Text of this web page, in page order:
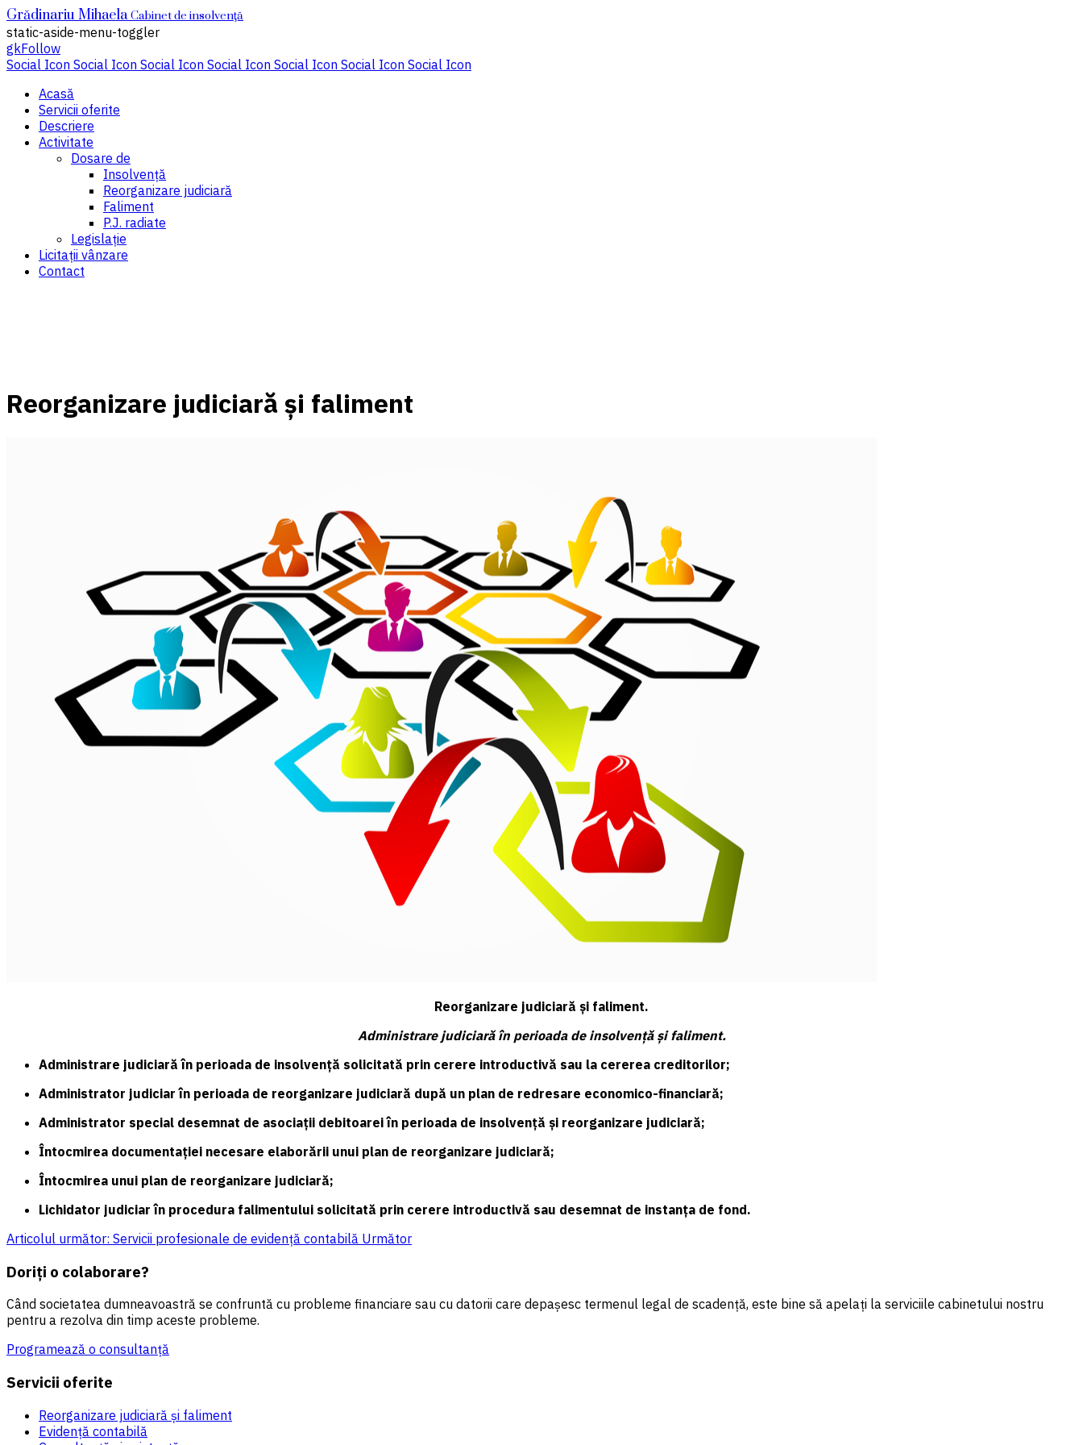
Grădinariu Mihaela Cabinet de insolvenţă
static-aside-menu-toggler
gkFollow
Social Icon Social Icon Social Icon Social Icon Social Icon Social Icon Social Icon
Acasă
Servicii oferite
Descriere
Activitate
Dosare de
Insolvenţă
Reorganizare judiciară
Faliment
P.J. radiate
Legislaţie
Licitaţii vânzare
Contact
Reorganizare judiciară şi faliment
Reorganizare judiciară şi faliment.
Administrare judiciară în perioada de insolvenţă şi faliment.
Administrare judiciară în perioada de insolvenţă solicitată prin cerere introductivă sau la cererea creditorilor;
Administrator judiciar în perioada de reorganizare judiciară după un plan de redresare economico-financiară;
Administrator special desemnat de asociaţii debitoarei în perioada de insolvenţă şi reorganizare judiciară;
Întocmirea documentaţiei necesare elaborării unui plan de reorganizare judiciară;
Întocmirea unui plan de reorganizare judiciară;
Lichidator judiciar în procedura falimentului solicitată prin cerere introductivă sau desemnat de instanţa de fond.
Articolul următor: Servicii profesionale de evidenţă contabilă Următor
Doriţi o colaborare?
Când societatea dumneavoastră se confruntă cu probleme financiare sau cu datorii care depașesc termenul legal de scadență, este bine să apelați la serviciile cabinetului nostru
pentru a rezolva din timp aceste probleme.
Programează o consultanţă
Servicii oferite
Reorganizare judiciară şi faliment
Evidenţă contabilă